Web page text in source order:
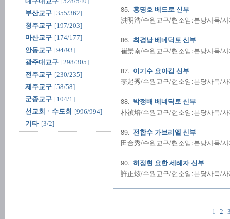
부산교구 [355/362]
청주교구 [197/203]
마산교구 [174/177]
안동교구 [94/93]
광주대교구 [298/305]
전주교구 [230/235]
제주교구 [58/58]
군종교구 [104/1]
선교회ㆍ수도회 [996/994]
기타 [3/2]
85. 홍명호 베드로 신부
洪明浩/수원교구/현소임:본당사목/
86. 최경남 베네딕토 신부
崔景南/수원교구/현소임:본당사목/
87. 이기수 요아킴 신부
李起秀/수원교구/현소임:본당사목/
88. 박정배 베네딕토 신부
朴禎培/수원교구/현소임:본당사목/
89. 전합수 가브리엘 신부
田合秀/수원교구/현소임:본당사목/
90. 허정현 요한 세례자 신부
許正炫/수원교구/현소임:본당사목/
1 2